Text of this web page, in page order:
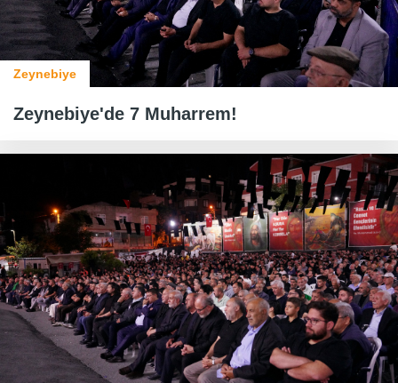
Zeynebiye
Zeynebiye'de 7 Muharrem!